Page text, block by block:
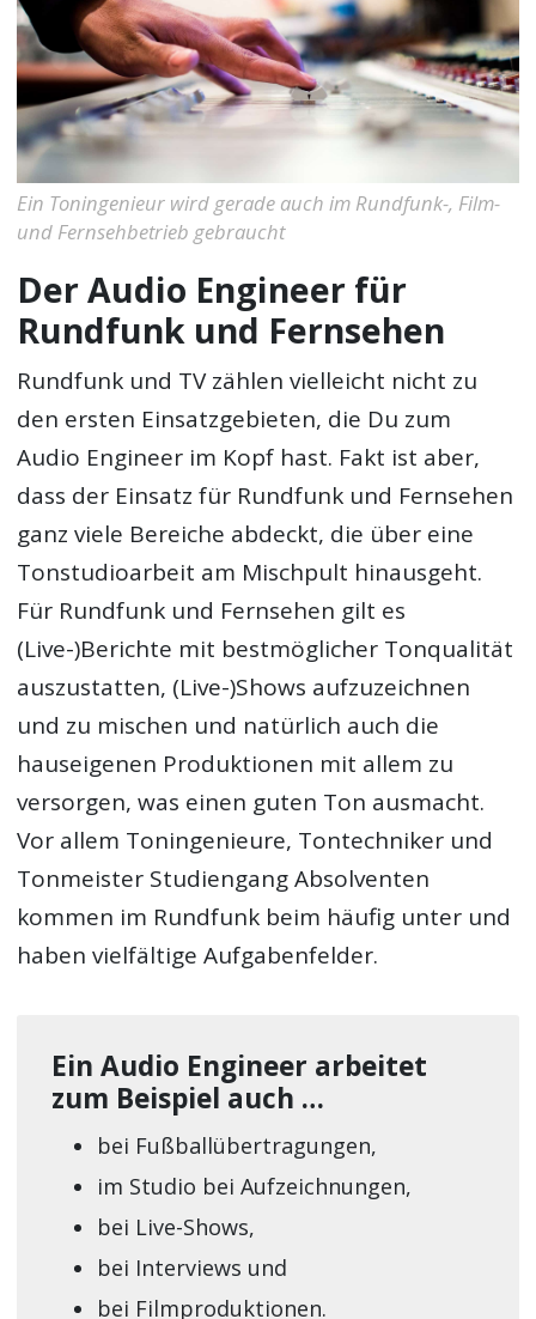
Ein Toningenieur wird gerade auch im Rundfunk-, Film-
und Fernsehbetrieb gebraucht
Der Audio Engineer für
Rundfunk und Fernsehen
Rundfunk und TV zählen vielleicht nicht zu
den ersten Einsatzgebieten, die Du zum
Audio Engineer im Kopf hast. Fakt ist aber,
dass der Einsatz für Rundfunk und Fernsehen
ganz viele Bereiche abdeckt, die über eine
Tonstudioarbeit am Mischpult hinausgeht.
Für Rundfunk und Fernsehen gilt es
(Live-)Berichte mit bestmöglicher Tonqualität
auszustatten, (Live-)Shows aufzuzeichnen
und zu mischen und natürlich auch die
hauseigenen Produktionen mit allem zu
versorgen, was einen guten Ton ausmacht.
Vor allem Toningenieure, Tontechniker und
Tonmeister Studiengang Absolventen
kommen im Rundfunk beim häufig unter und
haben vielfältige Aufgabenfelder.
Ein Audio Engineer arbeitet
zum Beispiel auch …
bei Fußballübertragungen,
im Studio bei Aufzeichnungen,
bei Live-Shows,
bei Interviews und
bei Filmproduktionen.